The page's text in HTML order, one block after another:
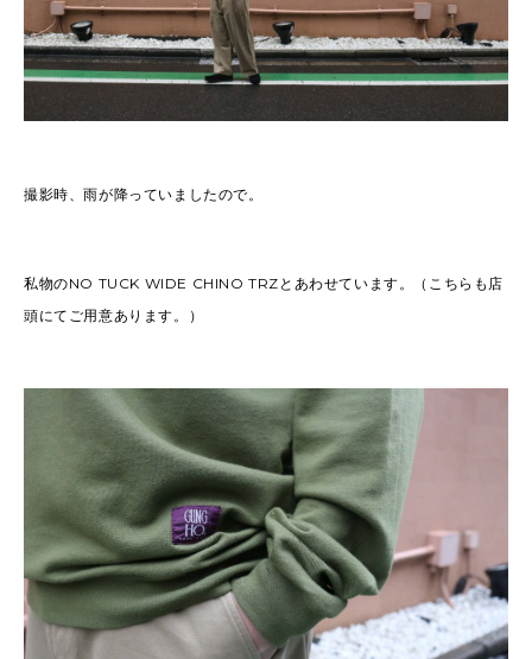
撮影時、雨が降っていましたので。
私物のNO TUCK WIDE CHINO TRZとあわせています。（こちらも店
頭にてご用意あります。）